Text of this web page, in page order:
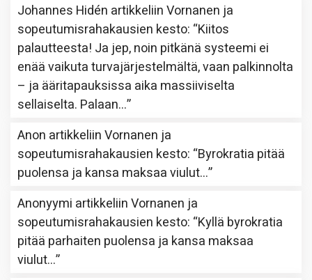
Johannes Hidén artikkeliinVornanen ja
sopeutumisrahakausien kesto: “Kiitos
palautteesta! Ja jep, noin pitkänä systeemi ei
enää vaikuta turvajärjestelmältä, vaan palkinnolta
– ja ääritapauksissa aika massiiviselta
sellaiselta. Palaan…”
Anon artikkeliinVornanen ja
sopeutumisrahakausien kesto: “Byrokratia pitää
puolensa ja kansa maksaa viulut…”
Anonyymi artikkeliinVornanen ja
sopeutumisrahakausien kesto: “Kyllä byrokratia
pitää parhaiten puolensa ja kansa maksaa
viulut…”